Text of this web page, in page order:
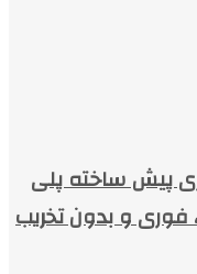
پیش ساخته پلی
فوری و بدون تخریب